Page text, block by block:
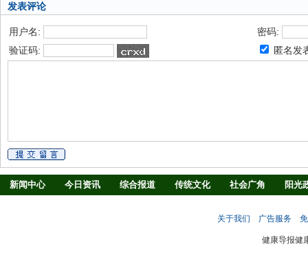
发表评论
用户名:
密码:
验证码:
匿名发
新闻中心 今日资讯 综合报道 传统文化 社会广角
阳光
关于我们 广告服务
健康导报健